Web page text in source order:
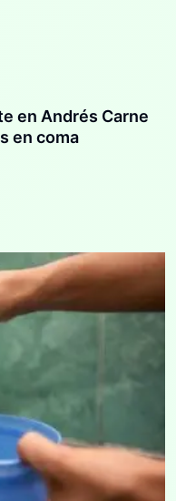
en Andrés Carne
en coma